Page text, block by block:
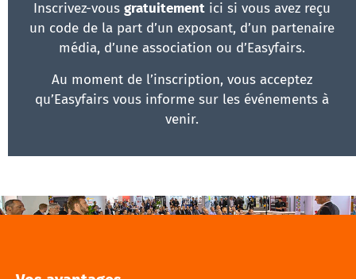
Inscrivez-vous gratuitement ici si vous avez reçu
un code de la part d’un exposant, d’un partenaire
média, d’une association ou d’Easyfairs.
Au moment de l’inscription, vous acceptez
qu’Easyfairs vous informe sur les événements à
venir.